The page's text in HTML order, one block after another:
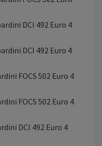
DCI 492 Euro 4
DCI 492 Euro 4
FOCS 502 Euro 4
FOCS 502 Euro 4
DCI 492 Euro 4